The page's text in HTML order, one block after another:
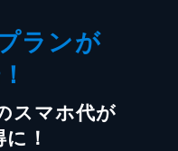
ランが
スマホ代が
！